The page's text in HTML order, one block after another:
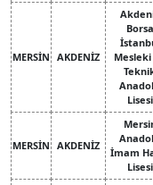
MERSİN AKDENİZ
Borsa
Mesleki
Lisesi
MERSİN AKDENİZ
İmam
Lisesi